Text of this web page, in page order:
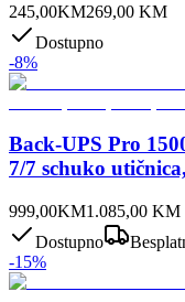
245,00KM269,00 KM
Dostupno
-8%
Back-UPS Pro
7/7 schuko
999,00KM1.085,00 KM
Dostupno
-15%